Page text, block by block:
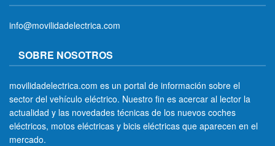
info@movilidadelectrica.com
SOBRE NOSOTROS
movilidadelectrica.com es un portal de información sobre el
sector del vehículo eléctrico. Nuestro fin es acercar al lector la
actualidad y las novedades técnicas de los nuevos coches
eléctricos, motos eléctricas y bicis eléctricas que aparecen en el
mercado.